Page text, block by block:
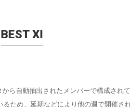
BEST XI
ら自動抽出されたメンバーで構成され
ため、延期などにより他の週で開催さ